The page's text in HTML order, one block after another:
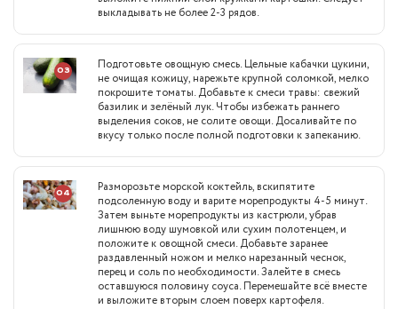
выкладывать не более 2-3 рядов.
03
Подготовьте овощную смесь. Цельные кабачки цукини,
не очищая кожицу, нарежьте крупной соломкой, мелко
покрошите томаты. Добавьте к смеси травы: свежий
базилик и зелёный лук. Чтобы избежать раннего
выделения соков, не солите овощи. Досаливайте по
вкусу только после полной подготовки к запеканию.
04
Разморозьте морской коктейль, вскипятите
подсоленную воду и варите морепродукты 4-5 минут.
Затем выньте морепродукты из кастрюли, убрав
лишнюю воду шумовкой или сухим полотенцем, и
положите к овощной смеси. Добавьте заранее
раздавленный ножом и мелко нарезанный чеснок,
перец и соль по необходимости. Залейте в смесь
оставшуюся половину соуса. Перемешайте всё вместе
и выложите вторым слоем поверх картофеля.